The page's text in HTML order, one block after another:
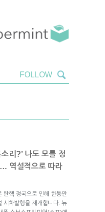
리?’ 나도 모를 정
역설적으로 따라
탄핵 정국으로 인해 한동안
시차발행을 재개합니다. 뉴